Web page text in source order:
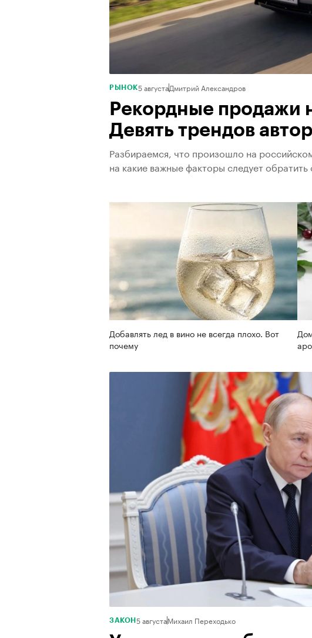
РЫНОК5 августаДмитрий Александров
Рекордные продажи
Девять трендов
Разбираемся, что произошло на
на какие важные факторы следует
Добавлять лед в вино не всегда плохо. Вот
почему
ЗАКОН 5 августаМихаил Переходько